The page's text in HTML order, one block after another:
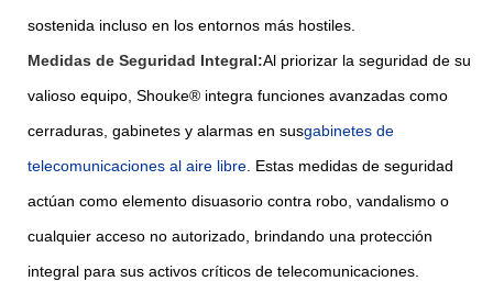
sostenida incluso en los entornos más hostiles.
Medidas de Seguridad Integral:Al priorizar la seguridad de su
valioso equipo, Shouke® integra funciones avanzadas como
cerraduras, gabinetes y alarmas en susgabinetes de
telecomunicaciones al aire libre . Estas medidas de seguridad
actúan como elemento disuasorio contra robo, vandalismo o
cualquier acceso no autorizado, brindando una protección
integral para sus activos críticos de telecomunicaciones.